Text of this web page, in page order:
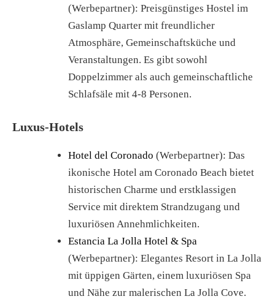
(Werbepartner): Preisgünstiges Hostel im
Gaslamp Quarter mit freundlicher
Atmosphäre, Gemeinschaftsküche und
Veranstaltungen. Es gibt sowohl
Doppelzimmer als auch gemeinschaftliche
Schlafsäle mit 4-8 Personen.
Luxus-Hotels
Hotel del Coronado (Werbepartner): Das
ikonische Hotel am Coronado Beach bietet
historischen Charme und erstklassigen
Service mit direktem Strandzugang und
luxuriösen Annehmlichkeiten.
Estancia La Jolla Hotel & Spa
(Werbepartner): Elegantes Resort in La Jolla
mit üppigen Gärten, einem luxuriösen Spa
und Nähe zur malerischen La Jolla Cove.